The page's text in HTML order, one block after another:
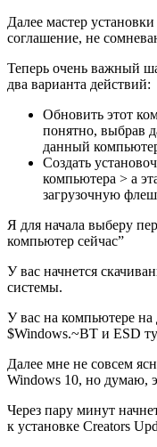
Далее мастер
соглашение, не
Теперь очень важный
два варианта действий:
Обновить этот
понятно, выбрав
данный
Создать
компьютера > а
загрузочную
Я для начала выберу
компьютер сейчас”
У вас начнется
системы.
У вас на компьютере
$Windows.~BT и ESD
Далее мне не совсем
Windows 10, но думаю,
Через пару минут
к установке Creators